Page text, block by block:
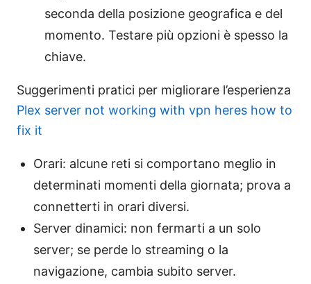
seconda della posizione geografica e del
momento. Testare più opzioni è spesso la
chiave.
Suggerimenti pratici per migliorare l’esperienza
Plex server not working with vpn heres how to
fix it
Orari: alcune reti si comportano meglio in
determinati momenti della giornata; prova a
connetterti in orari diversi.
Server dinamici: non fermarti a un solo
server; se perde lo streaming o la
navigazione, cambia subito server.